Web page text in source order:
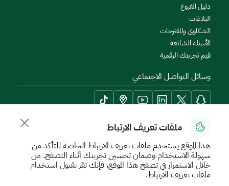
ملفات تعريف الارتباط
هذا الموقع يستخدم ملفات تعريف الارتباط الخاصة للتأكد من
سهولة الاستخدام وضمان تحسين تجربتك أثناء التصفح. من
خلال الاستمرار في تصفح هذا الموقع، فإنك تقر بقبول استخدام
ملفات تعريف الارتباط.
دليل الفروع
البلاغات
الشكاوى والمقترحات
الأسئلة الشائعة
قيم تجربتك الرقمية
وسائل التواصل الاجتماعي
أدوات الإتاحة وامكانية الوصول